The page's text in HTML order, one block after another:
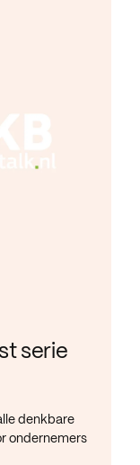
serie
denkbare
ondernemers